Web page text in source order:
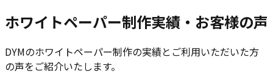
ホワイトペーパー制作実績・お客様の声
DYMのホワイトペーパー制作の実績とご利用いただいた方
の声をご紹介いたします。